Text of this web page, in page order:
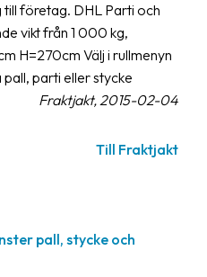
företag. DHL Parti och
vikt från 1 000 kg,
H=270cm Välj i rullmenyn
pall, parti eller stycke
Fraktjakt, 2015-02-04
Till Fraktjakt
pall, stycke och